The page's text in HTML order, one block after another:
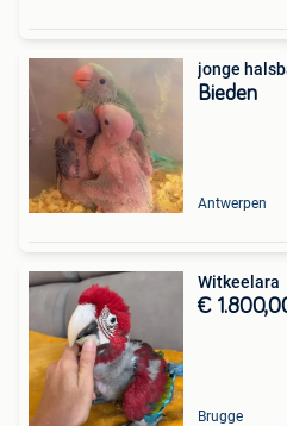
jonge
Bieden
Antwerpen
Witkeelara
€
Brugge